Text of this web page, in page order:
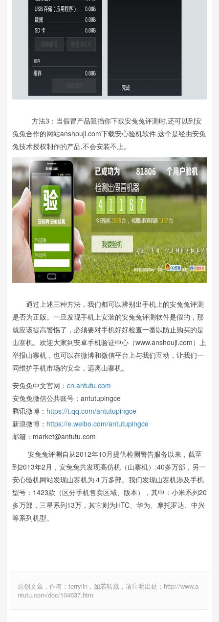
方法3：当假冒产品阻挡你下载安兔兔评测时,还可以到安
兔兔合作的网站anshouji.com下载安心验机软件,这个是经由安兔
兔技术授权制作的产品,不会安装不上。
通过上述三种方法，我们都可以辨别出手机上的安兔兔评测
是否为正版。一旦发现手机上安装的安兔兔评测软件是假的，那
就应该提高警惕了，必须要对手机好好检查一番以防止购买的是
山寨机。欢迎大家到安卓手机验证中心（www.anshouji.com）上
举报山寨机，也可以在微博和微信平台上与我们互动，让我们一
同维护手机市场的安全，远离山寨机。
安兔兔中文官网： cn.antutu.com
安兔兔微信公共账号：antutupingce
腾讯微博： https://t.qq.com/antutupingce
新浪微博： https://e.weibo.com/antutupingce
邮箱：market@antutu.com
安兔兔评测自从2012年10月提供检测警告服务以来，截至
到2013年2月，安兔兔共发现高仿机（山寨机）:40多万部，另一
安心验机网站发现山寨机为４万多部。我们发现山寨机涉及手机
型号：1423款（区分手机售卖区域、版本），其中：小米系列20
多万部，三星系列13万，其它则为HTC、华为、摩托罗达、中兴
等系列机型。
原创文章，作者：terrylin，如若转载，请注明出处：http://www.a
ntutu.com/doc/104637.htm